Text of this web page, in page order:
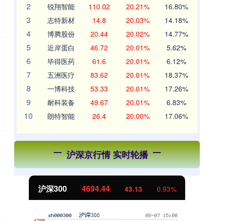
2 锐翔智能 110.02 20.21% 16.80%
3 志特新材 14.8 20.03% 14.18%
4 博腾股份 20.44 20.02% 14.77%
5 近岸蛋白 46.72 20.01% 5.62%
6 毕得医药 61.6 20.01% 6.12%
7 五洲医疗 83.62 20.01% 18.37%
8 一博科技 53.33 20.01% 17.26%
9 耐科装备 49.67 20.01% 6.83%
10 朗特智能 26.4 20.00% 17.06%
沪深京行情 实时轮播
北证50 1134.24 11.37 1.01%